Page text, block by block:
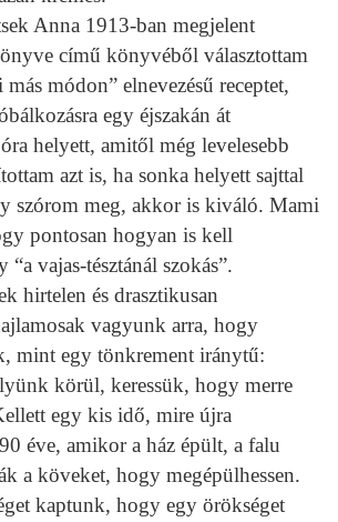
Anna 1913-ban megjelent
című könyvéből választottam
módon” elnevezésű receptet,
egy éjszakán át
helyett, amitől még levelesebb
azt is, ha sonka helyett sajttal
szórom meg, akkor is kiváló. Mami
pontosan hogyan is kell
vajas-tésztánál szokás”.
hirtelen és drasztikusan
vagyunk arra, hogy
mint egy tönkrement iránytű:
körül, keressük, hogy merre
egy kis idő, mire újra
éve, amikor a ház épült, a falu
a köveket, hogy megépülhessen.
kaptunk, hogy egy örökséget